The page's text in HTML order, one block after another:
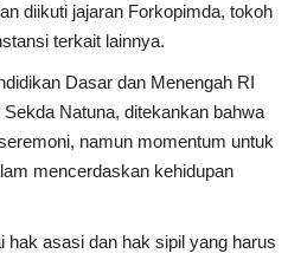
diikuti jajaran Forkopimda, tokoh
terkait lainnya.
Dasar dan Menengah RI
Natuna, ditekankan bahwa
namun momentum untuk
mencerdaskan kehidupan
hak asasi dan hak sipil yang harus